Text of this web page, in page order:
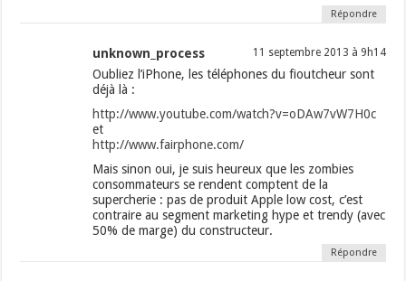
Répondre
unknown_process 11 septembre 2013 à 9h14
Oubliez l’iPhone, les téléphones du fioutcheur sont
déjà là :
http://www.youtube.com/watch?v=oDAw7vW7H0c
et
http://www.fairphone.com/
Mais sinon oui, je suis heureux que les zombies
consommateurs se rendent comptent de la
supercherie : pas de produit Apple low cost, c’est
contraire au segment marketing hype et trendy (avec
50% de marge) du constructeur.
Répondre